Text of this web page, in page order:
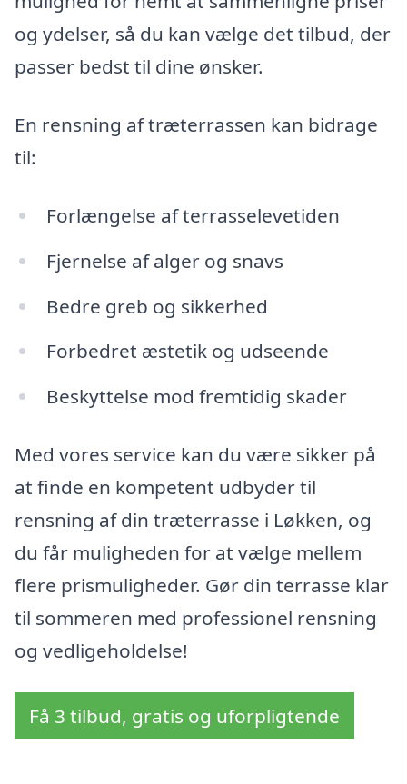
og ydelser, så du kan vælge det tilbud, der
passer bedst til dine ønsker.
En rensning af træterrassen kan bidrage
til:
Forlængelse af terrasselevetiden
Fjernelse af alger og snavs
Bedre greb og sikkerhed
Forbedret æstetik og udseende
Beskyttelse mod fremtidig skader
Med vores service kan du være sikker på
at finde en kompetent udbyder til
rensning af din træterrasse i Løkken, og
du får muligheden for at vælge mellem
flere prismuligheder. Gør din terrasse klar
til sommeren med professionel rensning
og vedligeholdelse!
Få 3 tilbud, gratis og uforpligtende